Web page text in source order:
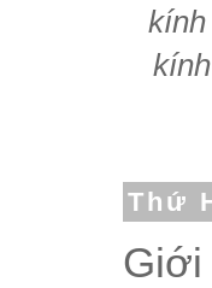
Thứ
Giới